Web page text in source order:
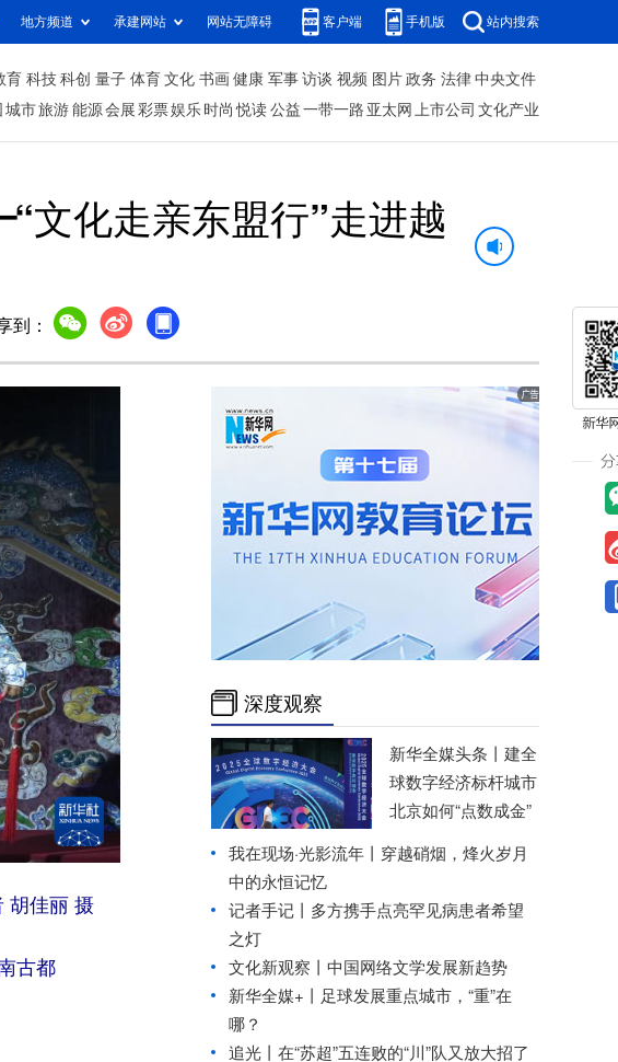
地方频道 承建网站 网站无障碍 客户端 手机版 站内搜索
育 科技 科创 量子 体育 文化 书画 健康 军事 访谈 视频 图片 政务 法律 中央文件
城市旅游 能源 会展 彩票娱乐 时尚 悦读 公益 一带一路 亚太网 上市公司 文化产业
化走亲东盟行”走进越
到：
胡佳丽 摄
古都
深度观察
新华全媒头条丨 建全
球数字经济标杆城市
北京如何“点数成金”
我在现场·光影流年丨穿越硝烟，烽火岁月
中的永恒记忆
记者手记丨多方携手点亮罕见病患者希望
之灯
文化新观察丨 中国网络文学发展新趋势
新华全媒+丨
足球发展重点城市，“重”在
哪？
追光丨 在“苏超”五连败的“川”队又放大招了